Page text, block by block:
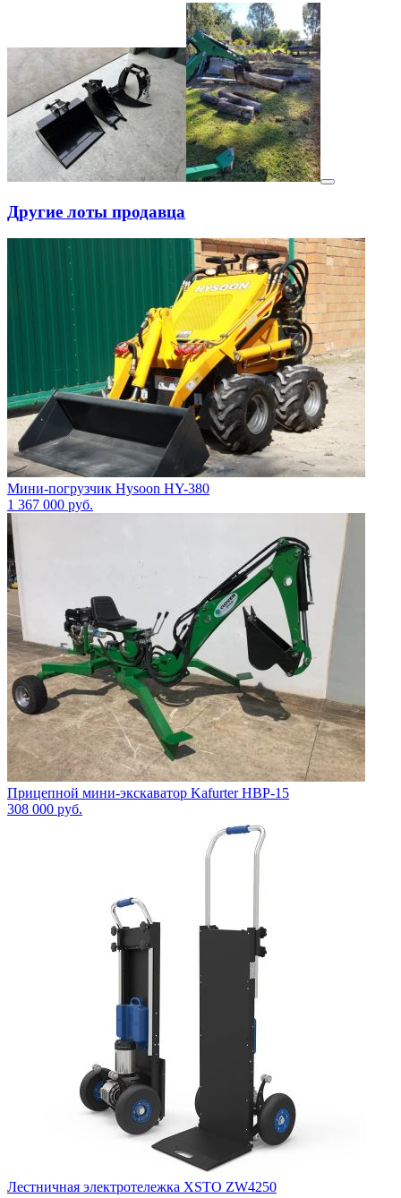
Другие лоты продавца
Мини-погрузчик Hysoon HY-380
1 367 000 руб.
Прицепной мини-экскаватор Kafurter HBP-15
308 000 руб.
Лестничная электротележка XSTO ZW4250